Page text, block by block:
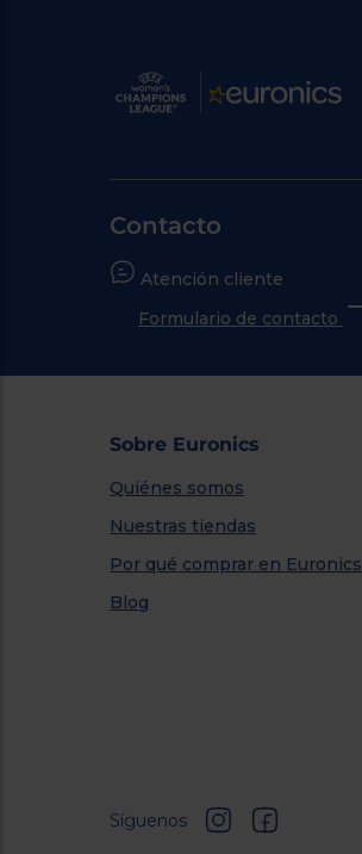
Contacto
Atención cliente
Formulario de contacto
Sobre Euronics
Quiénes somos
Nuestras tiendas
Por qué comprar en Euronics
Blog
Síguenos